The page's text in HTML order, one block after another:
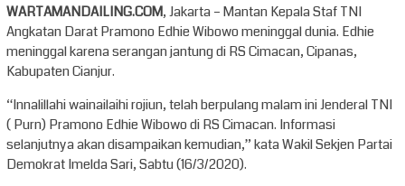
WARTAMANDAILING.COM, Jakarta – Mantan Kepala Staf TNI
Angkatan Darat Pramono Edhie Wibowo meninggal dunia. Edhie
meninggal karena serangan jantung di RS Cimacan, Cipanas,
Kabupaten Cianjur.
“Innalillahi wainailaihi rojiun, telah berpulang malam ini Jenderal TNI
( Purn) Pramono Edhie Wibowo di RS Cimacan. Informasi
selanjutnya akan disampaikan kemudian,” kata Wakil Sekjen Partai
Demokrat Imelda Sari, Sabtu (16/3/2020).